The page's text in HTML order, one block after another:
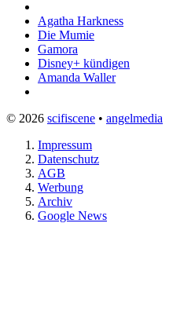
Agatha Harkness
Die Mumie
Gamora
Disney+ kündigen
Amanda Waller
© 2026 scifiscene • angelmedia
Impressum
Datenschutz
AGB
Werbung
Archiv
Google News